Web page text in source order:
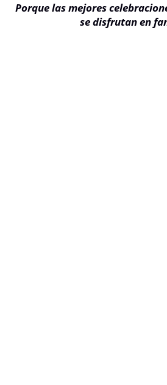
Porque las mejores
se disfrutan en